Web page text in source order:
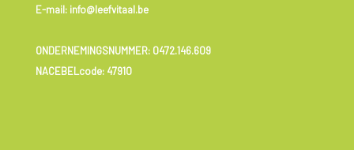
E-mail: info@leefvitaal.be
ONDERNEMINGSNUMMER: 0472.146.609
NACEBELcode: 47910